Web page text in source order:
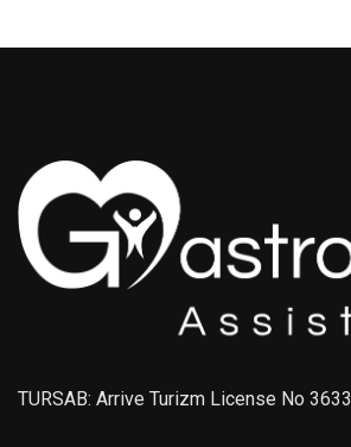
TURSAB: Arrive Turizm License No 3633